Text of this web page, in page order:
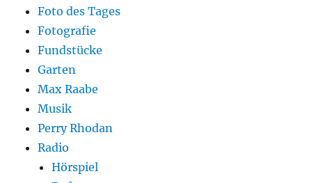
Foto des Tages
Fotografie
Fundstücke
Garten
Max Raabe
Musik
Perry Rhodan
Radio
Hörspiel